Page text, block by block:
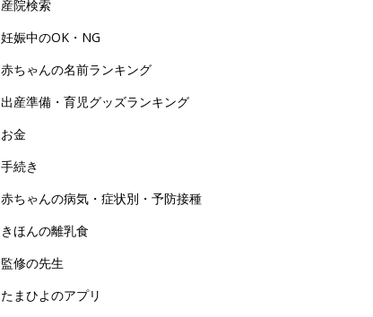
産院検索
妊娠中のOK・NG
赤ちゃんの名前ランキング
出産準備・育児グッズランキング
お金
手続き
赤ちゃんの病気・症状別・予防接種
きほんの離乳食
監修の先生
たまひよのアプリ